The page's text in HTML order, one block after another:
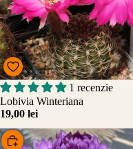
1 recenzie
Lobivia Winteriana
19,00 lei
Alege